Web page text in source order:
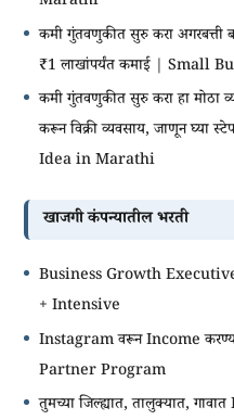
कमी गुंतवणुकीत सुरु करा अगरबत्ती
₹1 लाखांपर्यंत कमाई | Small
कमी गुंतवणुकीत सुरु करा हा मोठा
करून विक्री व्यवसाय, जाणून घ्या
Idea in Marathi
खाजगी कंपन्यातील भरती
Business Growth Executive
+ Intensive
Instagram वरून Income
Partner Program
तुमच्या जिल्ह्यात, तालुक्यात,